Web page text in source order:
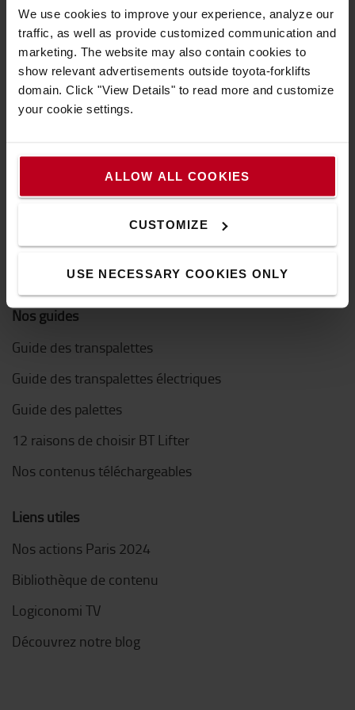
We use cookies to improve your experience, analyze our
traffic, as well as provide customized communication and
marketing. The website may also contain cookies to
show relevant advertisements outside toyota-forklifts
domain. Click "View Details" to read more and customize
your cookie settings.
ALLOW ALL COOKIES
CUSTOMIZE
USE NECESSARY COOKIES ONLY
Le Concept de Service Toyota (TSC)
Système Actif de Stabilité (SAS)
Nous contacter
Découvrez nos offres d'emploi
Notre guide pour réussir son achat en ligne
Paiement
Nos guides
Guide des transpalettes
Guide des transpalettes électriques
Guide des palettes
12 raisons de choisir BT Lifter
Nos contenus téléchargeables
Liens utiles
Nos actions Paris 2024
Bibliothèque de contenu
Logiconomi TV
Découvrez notre blog